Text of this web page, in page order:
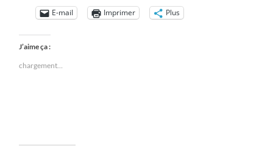
E-mail Imprimer Plus
J’aime ça :
chargement…